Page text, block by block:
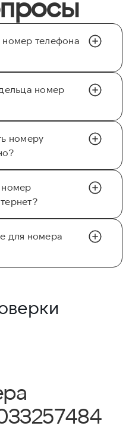
номер телефона
номер
номеру
номер
для номера